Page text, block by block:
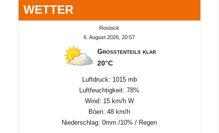
WETTER
Rostock
6. August 2026, 20:57
Größtenteils klar
20°C
Luftdruck: 1015 mb
Luftfeuchtigkeit: 78%
Wind: 15 km/h W
Böen: 48 km/h
Niederschlag:0mm /10% / Regen